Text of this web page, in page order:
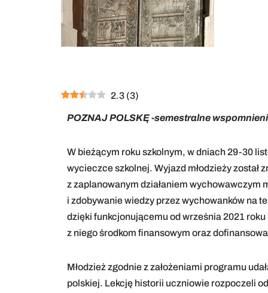
2.3 (3)
POZNAJ POLSKĘ -semestralne
W bieżącym roku szkolnym, w dniach 29-30
wycieczce szkolnej. Wyjazd młodzieży został
z zaplanowanym działaniem wychowawczym
i zdobywanie wiedzy przez wychowanków na
dzięki funkcjonującemu od września 2021
z niego środkom finansowym oraz
Młodzież zgodnie z założeniami programu
polskiej. Lekcję historii uczniowie rozpoczeli